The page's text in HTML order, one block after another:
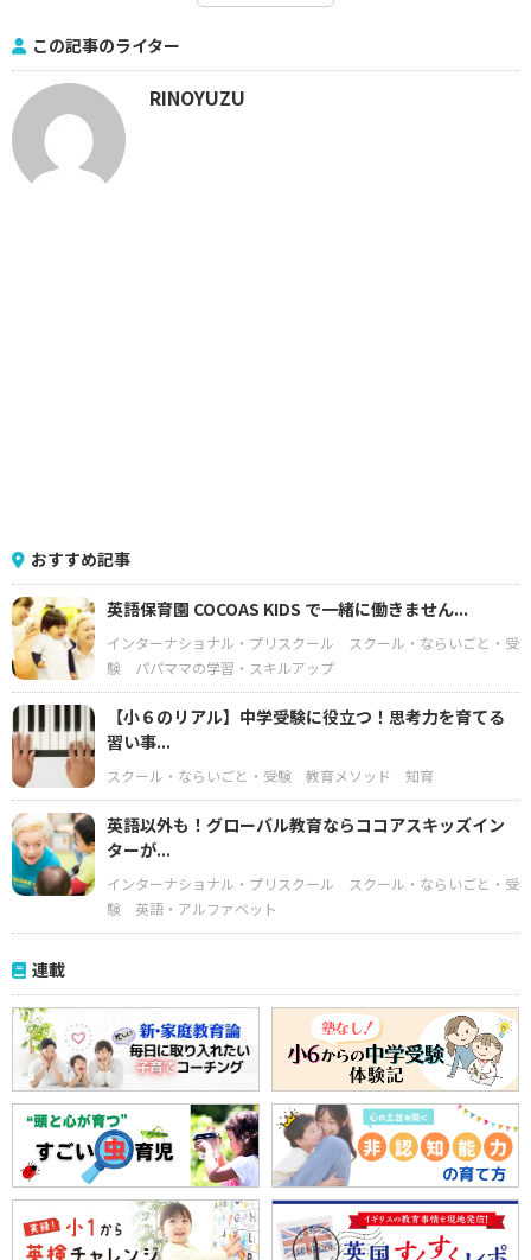
この記事のライター
RINOYUZU
おすすめ記事
英語保育園 COCOAS KIDS で一緒に働きません...
インターナショナル・プリスクール
スクール・ならいごと・受
験
パパママの学習・スキルアップ
【小６のリアル】中学受験に役立つ！思考力を育てる
習い事...
スクール・ならいごと・受験 教育メソッド 知育
英語以外も！グローバル教育ならココアスキッズイン
ターが...
インターナショナル・プリスクール
スクール・ならいごと・受
験
英語・アルファベット
連載